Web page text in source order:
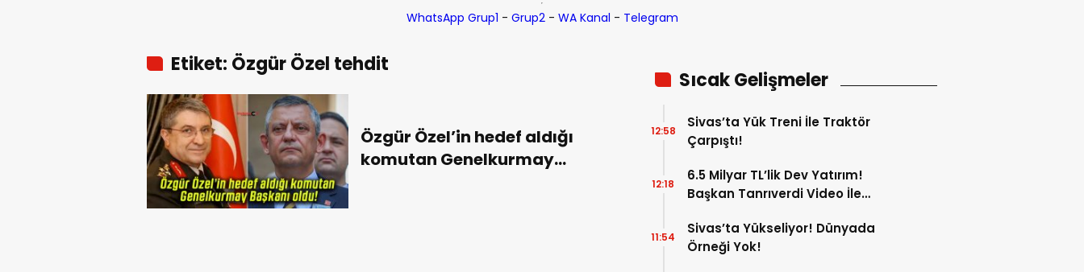
WhatsApp Grup1 - Grup2- WA Kanal - Telegram
Etiket: Özgür Özel tehdit
Özgür Özel’in hedef aldığı
komutan Genelkurmay
Sıcak Gelişmeler
Sivas’ta Yük Treni İle Traktör
Çarpıştı!
12:58
6.5 Milyar TL’lik Dev Yatırım!
Başkan Tanrıverdi Video İle
12:18
Sivas’ta Yükseliyor! Dünyada
Örneği Yok!
11:54